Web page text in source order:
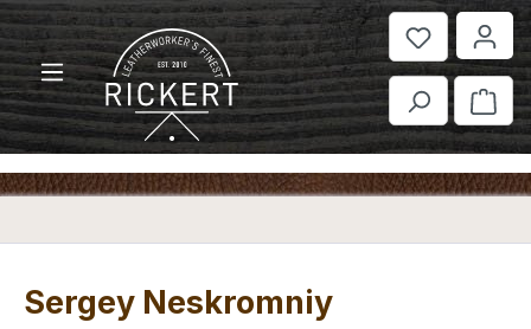
Zum Hauptinhalt springen
Sergey Neskromniy